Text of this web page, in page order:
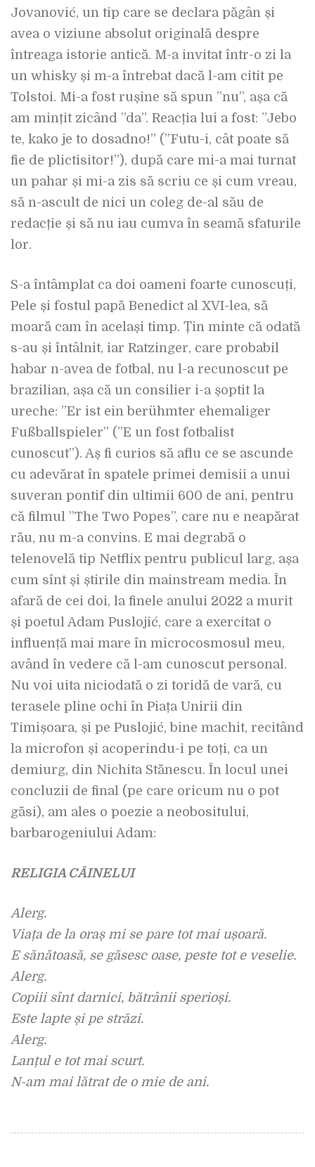
Jovanović, un tip care se declara păgân și
avea o viziune absolut originală despre
întreaga istorie antică. M-a invitat într-o zi la
un whisky și m-a întrebat dacă l-am citit pe
Tolstoi. Mi-a fost rușine să spun ”nu”, așa că
am mințit zicând ”da”. Reacția lui a fost: ”Jebo
te, kako je to dosadno!” (”Futu-i, cât poate să
fie de plictisitor!”), după care mi-a mai turnat
un pahar și mi-a zis să scriu ce și cum vreau,
să n-ascult de nici un coleg de-al său de
redacție și să nu iau cumva în seamă sfaturile
lor.
S-a întâmplat ca doi oameni foarte cunoscuți,
Pele și fostul papă Benedict al XVI-lea, să
moară cam în același timp. Țin minte că odată
s-au și întâlnit, iar Ratzinger, care probabil
habar n-avea de fotbal, nu l-a recunoscut pe
brazilian, așa că un consilier i-a șoptit la
ureche: ”Er ist ein berühmter ehemaliger
Fußballspieler” (”E un fost fotbalist
cunoscut”). Aș fi curios să aflu ce se ascunde
cu adevărat în spatele primei demisii a unui
suveran pontif din ultimii 600 de ani, pentru
că filmul ”The Two Popes”, care nu e neapărat
rău, nu m-a convins. E mai degrabă o
telenovelă tip Netflix pentru publicul larg, așa
cum sînt și știrile din mainstream media. În
afară de cei doi, la finele anului 2022 a murit
și poetul Adam Puslojić, care a exercitat o
influență mai mare în microcosmosul meu,
având în vedere că l-am cunoscut personal.
Nu voi uita niciodată o zi toridă de vară, cu
terasele pline ochi în Piața Unirii din
Timișoara, și pe Puslojić, bine machit, recitând
la microfon și acoperindu-i pe toți, ca un
demiurg, din Nichita Stănescu. În locul unei
concluzii de final (pe care oricum nu o pot
găsi), am ales o poezie a neobositului,
barbarogeniului Adam:
RELIGIA CÂINELUI
Alerg.
Viața de la oraș mi se pare tot mai ușoară.
E sănătoasă, se găsesc oase, peste tot e veselie.
Alerg.
Copiii sînt darnici, bătrânii sperioși.
Este lapte și pe străzi.
Alerg.
Lanțul e tot mai scurt.
N-am mai lătrat de o mie de ani.